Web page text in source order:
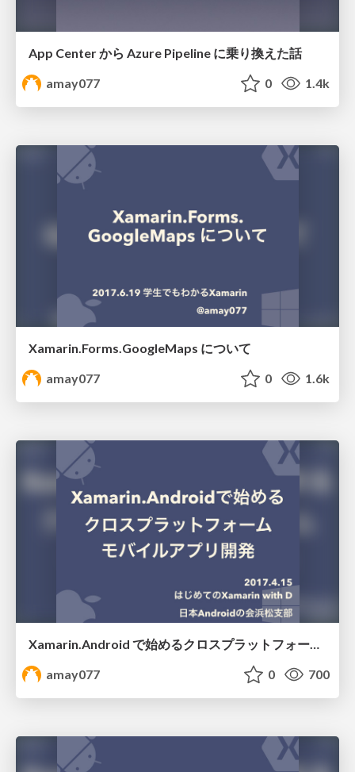
App Center から Azure Pipeline に乗り換えた話
amay077
0 1.4k
Xamarin.Forms.GoogleMaps について
amay077
0 1.6k
amay077
0 700